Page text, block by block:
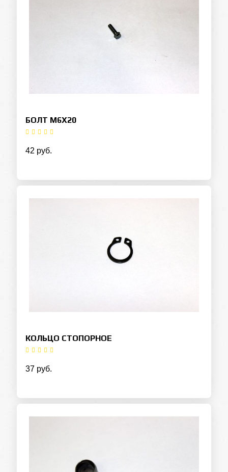
БОЛТ M6X20
42 руб.
КОЛЬЦО СТОПОРНОЕ
37 руб.